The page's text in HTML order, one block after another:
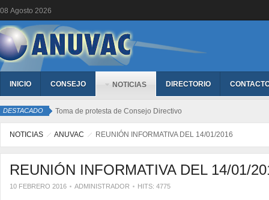
08 Agosto 2026
INICIO CONSEJO NOTICIAS DIRECTORIO
DESTACADO Toma de protesta de Consejo Directivo
NOTICIAS ANUVAC REUNIÓN INFORMATIVA DEL 14/01/2016
REUNIÓN INFORMATIVA DEL 14/01/
10 FEBRERO 2016 ADMINISTRADOR HITS: 4775